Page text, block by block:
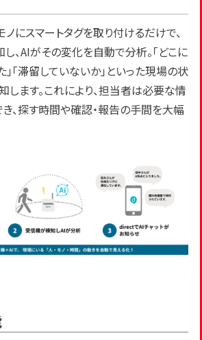
にスマートタグを取り付けるだけで、
、AIがその変化を自動で分析。「どこに
」「滞留していないか」といった現場の状
します。これにより、担当者は必要な情
、探す時間や確認・報告の手間を大幅